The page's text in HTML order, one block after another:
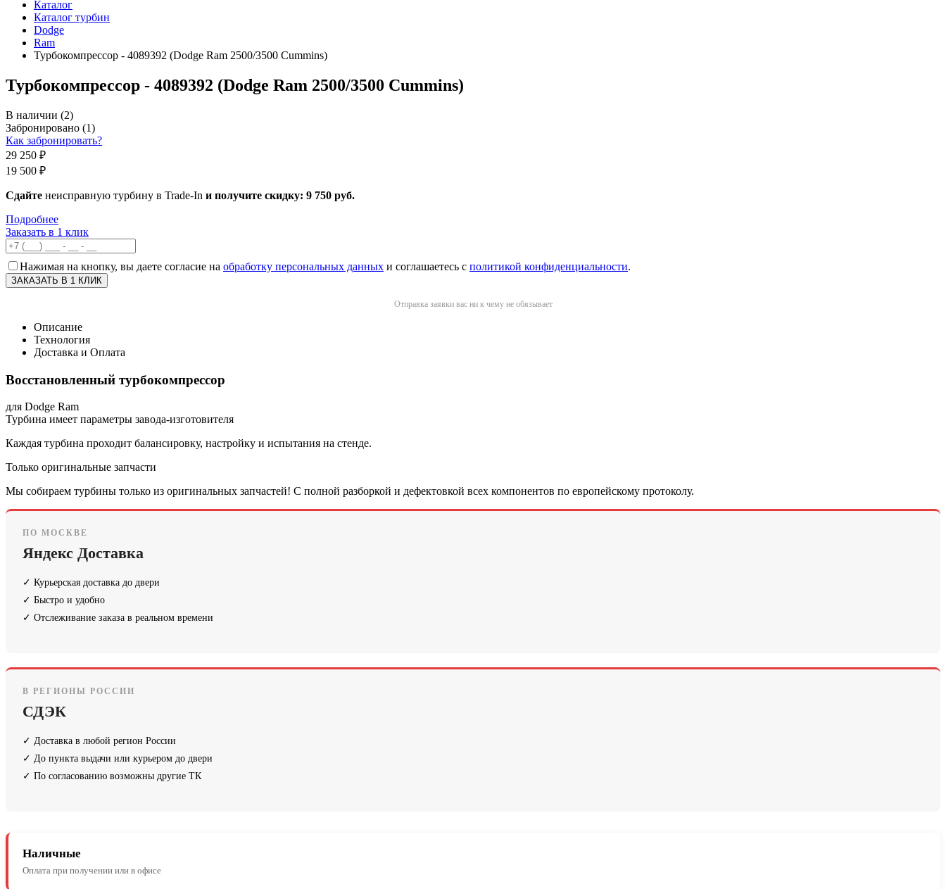
Каталог
Каталог турбин
Dodge
Ram
Турбокомпрессор - 4089392 (Dodge Ram 2500/3500 Cummins)
Турбокомпрессор - 4089392 (Dodge Ram 2500/3500 Cummins)
В наличии (2)
Забронировано (1)
Как забронировать?
29 250 ₽
19 500 ₽
Сдайте неисправную турбину в Trade-In и получите скидку: 9 750 руб.
Подробнее
Заказать в 1 клик
Нажимая на кнопку, вы даете согласие на обработку персональных данных и соглашаетесь с политикой конфиденциальности.
Отправка заявки вас ни к чему не обязывает
Описание
Технология
Доставка и Оплата
Восстановленный турбокомпрессор
для Dodge Ram
Турбина имеет параметры завода-изготовителя
Каждая турбина проходит балансировку, настройку и испытания на стенде.
Только оригинальные запчасти
Мы собираем турбины только из оригинальных запчастей! С полной разборкой и дефектовкой всех компонентов по европейскому протоколу.
ПО МОСКВЕ
Яндекс Доставка
✓ Курьерская доставка до двери
✓ Быстро и удобно
✓ Отслеживание заказа в реальном времени
В РЕГИОНЫ РОССИИ
СДЭК
✓ Доставка в любой регион России
✓ До пункта выдачи или курьером до двери
✓ По согласованию возможны другие ТК
Наличные
Оплата при получении или в офисе